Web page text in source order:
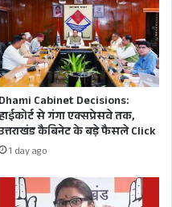
Dhami Cabinet Decisions:
से गंगा एक्सप्रेसवे तक,
कैबिनेट के बड़े फैसले Click
1 day ago